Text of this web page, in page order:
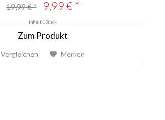
19,99 € * 9,99 € *
Inhalt 1 Stück
Zum Produkt
Vergleichen Merken